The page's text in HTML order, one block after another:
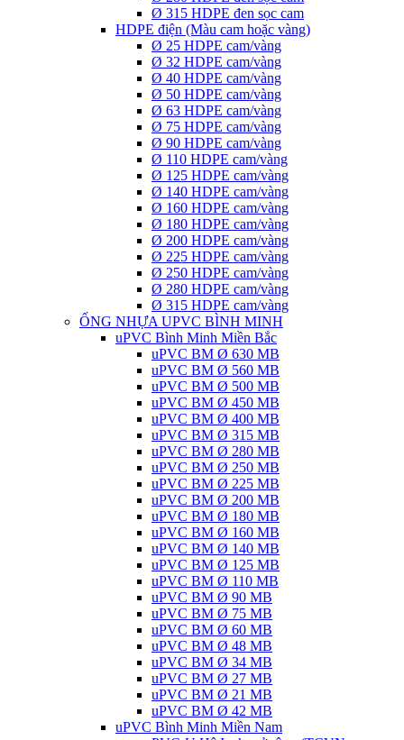
Ø 315 HDPE đen sọc cam
HDPE điện (Màu cam hoặc vàng)
Ø 25 HDPE cam/vàng
Ø 32 HDPE cam/vàng
Ø 40 HDPE cam/vàng
Ø 50 HDPE cam/vàng
Ø 63 HDPE cam/vàng
Ø 75 HDPE cam/vàng
Ø 90 HDPE cam/vàng
Ø 110 HDPE cam/vàng
Ø 125 HDPE cam/vàng
Ø 140 HDPE cam/vàng
Ø 160 HDPE cam/vàng
Ø 180 HDPE cam/vàng
Ø 200 HDPE cam/vàng
Ø 225 HDPE cam/vàng
Ø 250 HDPE cam/vàng
Ø 280 HDPE cam/vàng
Ø 315 HDPE cam/vàng
ỐNG NHỰA UPVC BÌNH MINH
uPVC Bình Minh Miền Bắc
uPVC BM Ø 630 MB
uPVC BM Ø 560 MB
uPVC BM Ø 500 MB
uPVC BM Ø 450 MB
uPVC BM Ø 400 MB
uPVC BM Ø 315 MB
uPVC BM Ø 280 MB
uPVC BM Ø 250 MB
uPVC BM Ø 225 MB
uPVC BM Ø 200 MB
uPVC BM Ø 180 MB
uPVC BM Ø 160 MB
uPVC BM Ø 140 MB
uPVC BM Ø 125 MB
uPVC BM Ø 110 MB
uPVC BM Ø 90 MB
uPVC BM Ø 75 MB
uPVC BM Ø 60 MB
uPVC BM Ø 48 MB
uPVC BM Ø 34 MB
uPVC BM Ø 27 MB
uPVC BM Ø 21 MB
uPVC BM Ø 42 MB
uPVC Bình Minh Miền Nam